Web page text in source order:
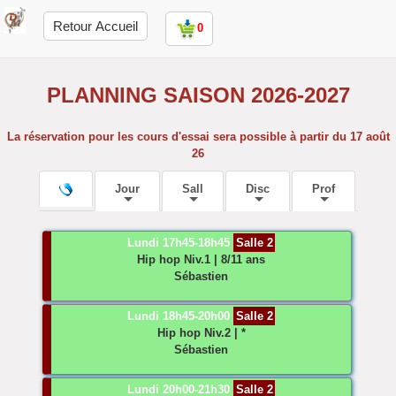
Retour Accueil 0
PLANNING SAISON 2026-2027
La réservation pour les cours d'essai sera possible à partir du 17 août
26
Jour Sall Disc Prof
Lundi 17h45-18h45 Salle 2
Hip hop Niv.1 | 8/11 ans
Sébastien
Lundi 18h45-20h00 Salle 2
Hip hopNiv.2 | *
Sébastien
Lundi 20h00-21h30 Salle 2